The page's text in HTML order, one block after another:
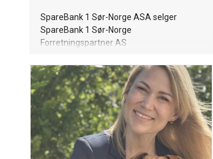
SpareBank 1 Sør-Norge ASA selger
SpareBank 1 Sør-Norge
Forretningspartner AS
kontrollert av ECIT AS ("Kjøper"). Avtalen
innebærer at SpareBank 1 Sør-Norge
fortsetter som deleier og vil samarbeide
med Forretningspartner fremover.